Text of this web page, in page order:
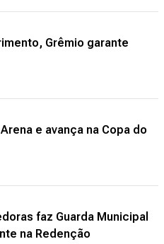
Grêmio garante
e avança na Copa do
faz Guarda Municipal
na Redenção